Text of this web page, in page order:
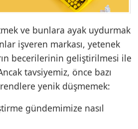
ve bunlara ayak uydurmak
işveren markası, yetenek
becerilerinin geliştirilmesi ile
tavsiyemiz, önce bazı
yenik düşmemek:
gündemimize nasıl